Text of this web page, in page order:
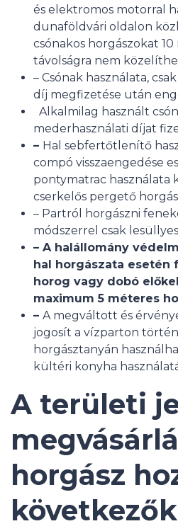
és elektromos motorral
dunaföldvári oldalon
csónakos horgászokat
távolságra nem
– Csónak használata,
díj megfizetése után
Alkalmilag használt
mederhasználati díjat
– Hal sebfertőtlenítő
compó visszaengedése
pontymatrac használata
cserkelős pergető
– Partról horgászni
módszerrel csak
– A halállomány
hal horgászata esetén
horog vagy dobó
maximum 5 méteres
– A megváltott és
jogosít a vízparton
horgásztanyán
kültéri konyha
A területi
horgász